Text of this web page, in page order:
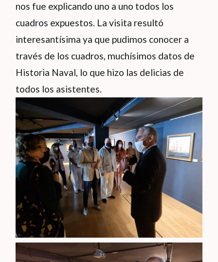
nos fue explicando uno a uno todos los
cuadros expuestos. La visita resultó
interesantísima ya que pudimos conocer a
través de los cuadros, muchísimos datos de
Historia Naval, lo que hizo las delicias de
todos los asistentes.